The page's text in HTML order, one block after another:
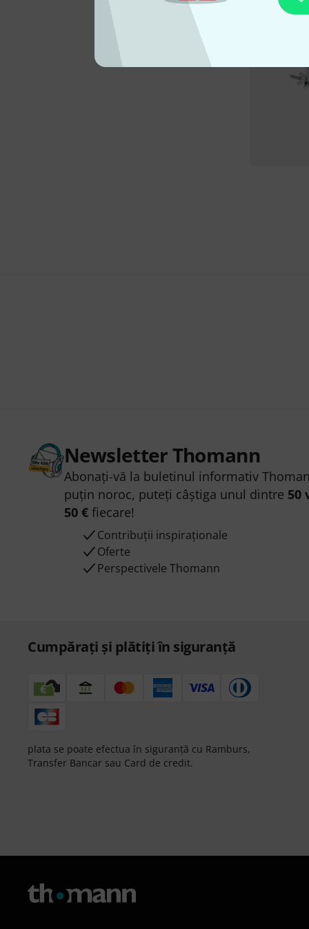
Newsletter Thomann
Abonați-vă la buletinul informativ
puțin noroc, puteți câștiga unul dintre 50
50 €fiecare!
Contribuții inspiraționale
Oferte
Perspectivele Thomann
Cumpărați și plătiți în siguranță
plata se poate efectua în siguranță cu Ramburs,
Transfer Bancar sau Card de credit.